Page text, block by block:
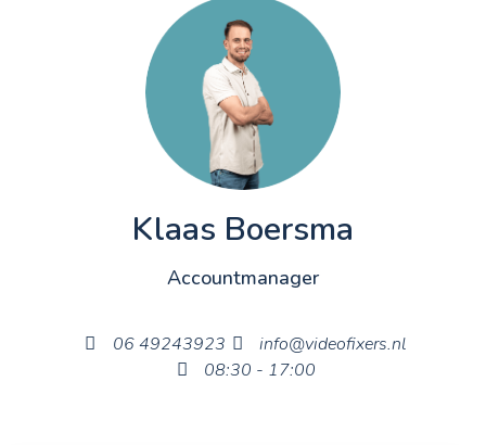
Klaas Boersma
Accountmanager
06 49243923
info@videofixers.nl
08:30 - 17:00